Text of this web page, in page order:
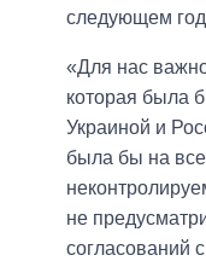
следующем
«Для нас
которая была
Украиной и
была бы на
не
согласований